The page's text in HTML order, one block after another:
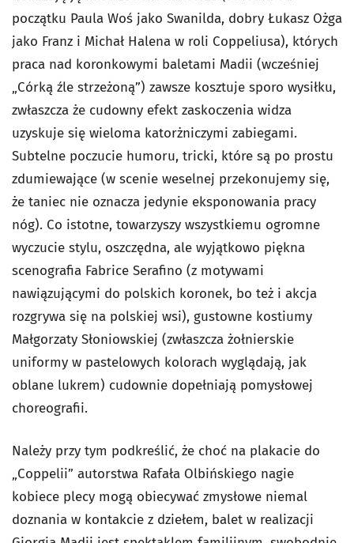
początku Paula Woś jako Swanilda, dobry Łukasz Ożga
jako Franz i Michał Halena w roli Coppeliusa), których
praca nad koronkowymi baletami Madii (wcześniej
„Córką źle strzeżoną”) zawsze kosztuje sporo wysiłku,
zwłaszcza że cudowny efekt zaskoczenia widza
uzyskuje się wieloma katorżniczymi zabiegami.
Subtelne poczucie humoru, tricki, które są po prostu
zdumiewające (w scenie weselnej przekonujemy się,
że taniec nie oznacza jedynie eksponowania pracy
nóg). Co istotne, towarzyszy wszystkiemu ogromne
wyczucie stylu, oszczędna, ale wyjątkowo piękna
scenografia Fabrice Serafino (z motywami
nawiązującymi do polskich koronek, bo też i akcja
rozgrywa się na polskiej wsi), gustowne kostiumy
Małgorzaty Słoniowskiej (zwłaszcza żołnierskie
uniformy w pastelowych kolorach wyglądają, jak
oblane lukrem) cudownie dopełniają pomysłowej
choreografii.
Należy przy tym podkreślić, że choć na plakacie do
„Coppelii” autorstwa Rafała Olbińskiego nagie
kobiece plecy mogą obiecywać zmysłowe niemal
doznania w kontakcie z dziełem, balet w realizacji